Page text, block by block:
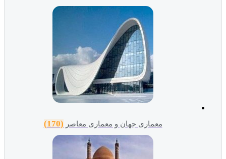
معماری جهان و معماری معاصر (170)